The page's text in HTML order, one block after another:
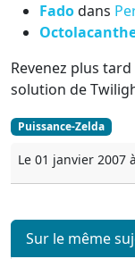
Fadodans
Revenez plus
solution de
Puissance-Zelda
Le 01 janvier 2007
Sur le même